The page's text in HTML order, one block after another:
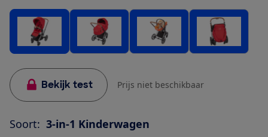
Bekijk test Prijs niet beschikbaar
Soort: 3-in-1 Kinderwagen